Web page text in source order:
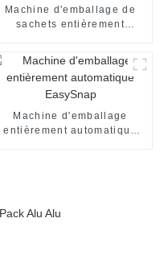
Machine d'emballage de
sachets entièrement
Machine d'emballage
entièrement automatique